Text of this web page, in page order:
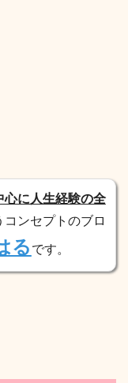
心に人生経験の全
コンセプトのブロ
る です。